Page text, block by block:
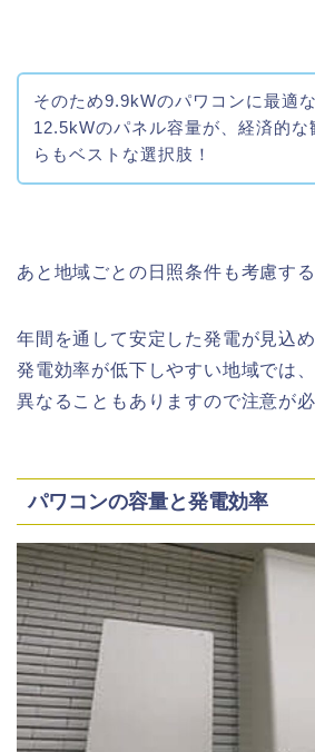
そのため9.9kWのパワコンに最適
12.5kWのパネル容量が、経済的な
らもベストな選択肢！
あと地域ごとの日照条件も考慮す
年間を通して安定した発電が見込
発電効率が低下しやすい地域では
異なることもありますので注意が必
パワコンの容量と発電効率